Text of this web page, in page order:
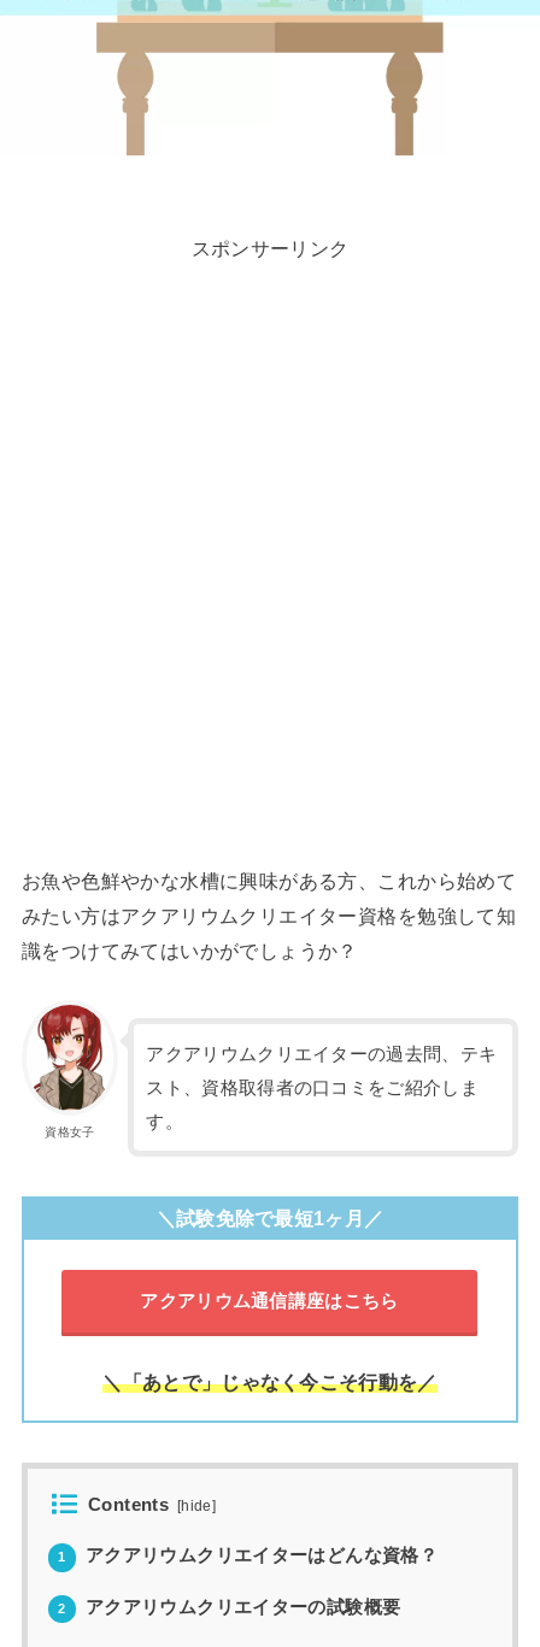
スポンサーリンク
お魚や色鮮やかな水槽に興味がある方、これから始めて
みたい方はアクアリウムクリエイター資格を勉強して知
識をつけてみてはいかがでしょうか？
資格女子
アクアリウムクリエイターの過去問、テキ
スト、資格取得者の口コミをご紹介しま
す。
＼試験免除で最短1ヶ月／
アクアリウム通信講座はこちら
＼「あとで」じゃなく今こそ行動を／
Contents [hide]
1 アクアリウムクリエイターはどんな資格？
2 アクアリウムクリエイターの試験概要